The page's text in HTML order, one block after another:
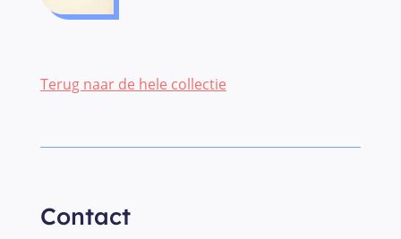
Terug naar de hele collectie
Contact